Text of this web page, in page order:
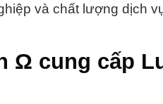
và chất lượng dịch
Ω cung cấp